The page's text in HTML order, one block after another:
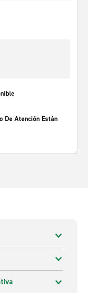
De Atención Están